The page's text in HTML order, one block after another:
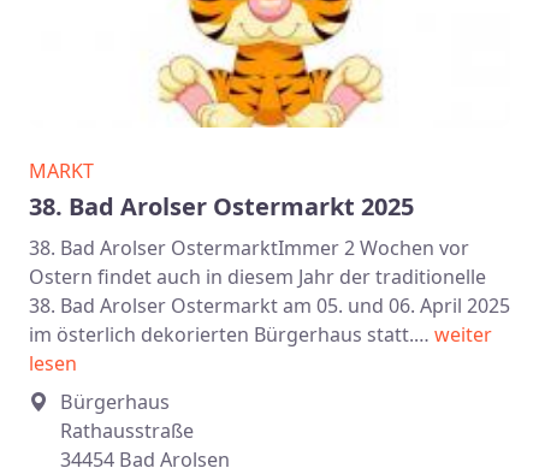
MARKT
38. Bad Arolser Ostermarkt 2025
38. Bad Arolser OstermarktImmer 2 Wochen vor
Ostern findet auch in diesem Jahr der traditionelle
38. Bad Arolser Ostermarkt am 05. und 06. April 2025
im österlich dekorierten Bürgerhaus statt.… weiter
lesen
Bürgerhaus
Rathausstraße
34454 Bad Arolsen